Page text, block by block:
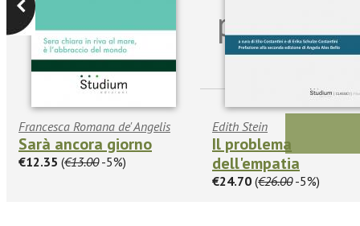
Francesca Romana de' Angelis
Sarà ancora giorno
€12.35 (€13.00-5%)
Edith Stein
Il problema
dell'empatia
€24.70 (€26.00-5%)
per
sulle